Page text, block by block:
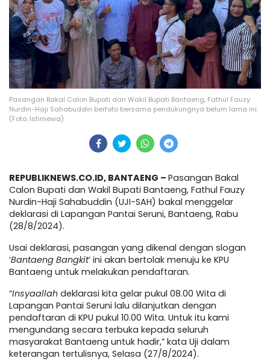
Pasangan Bakal Calon Bupati dan Wakil Bupati Bantaeng, Fathul Fauzy
Nurdin-Haji Sahabuddin berfoto bersama pendukungnya belum lama ini.
(Foto: Istimewa)
REPUBLIKNEWS.CO.ID, BANTAENG – Pasangan Bakal
Calon Bupati dan Wakil Bupati Bantaeng, Fathul Fauzy
Nurdin-Haji Sahabuddin (UJI-SAH) bakal menggelar
deklarasi di Lapangan Pantai Seruni, Bantaeng, Rabu
(28/8/2024).
Usai deklarasi, pasangan yang dikenal dengan slogan
‘Bantaeng Bangkit‘ ini akan bertolak menuju ke KPU
Bantaeng untuk melakukan pendaftaran.
“Insyaallah deklarasi kita gelar pukul 08.00 Wita di
Lapangan Pantai Seruni lalu dilanjutkan dengan
pendaftaran di KPU pukul 10.00 Wita. Untuk itu kami
mengundang secara terbuka kepada seluruh
masyarakat Bantaeng untuk hadir,” kata Uji dalam
keterangan tertulisnya, Selasa (27/8/2024).